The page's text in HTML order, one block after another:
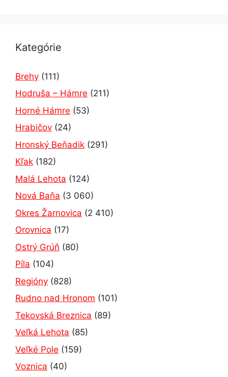
Kategórie
Brehy (111)
Hodruša – Hámre (211)
Horné Hámre (53)
Hrabičov (24)
Hronský Beňadik (291)
Kľak (182)
Malá Lehota (124)
Nová Baňa (3 060)
Okres Žarnovica (2 410)
Orovnica (17)
Ostrý Grúň (80)
Píla (104)
Regióny (828)
Rudno nad Hronom (101)
Tekovská Breznica (89)
Veľká Lehota (85)
Veľké Pole (159)
Voznica (40)